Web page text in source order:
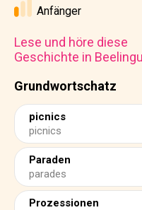
Grundwortschatz
picnics
picnics
Paraden
parades
Prozessionen
Anfänger
Lese und höre diese
Geschichte in